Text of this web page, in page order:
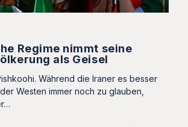
Regime nimmt seine
als Geisel
Während die Iraner es besser
Westen immer noch zu glauben,